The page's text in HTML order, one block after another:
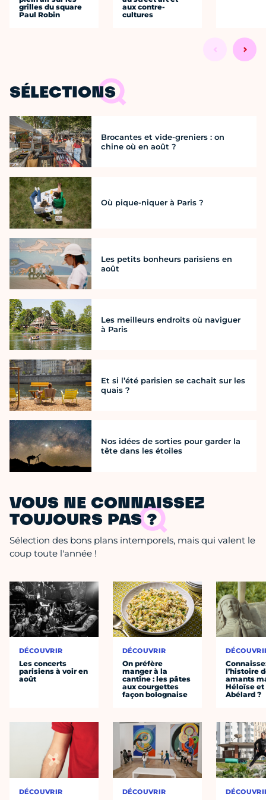
grilles du square
Paul Robin
aux contre-
cultures
SÉLECTIONS
Brocantes et vide-greniers : on
chine où en août ?
Où pique-niquer à Paris ?
Les petits bonheurs parisiens en
août
Les meilleurs endroits où naviguer
à Paris
Et si l’été parisien se cachait sur les
quais ?
Nos idées de sorties pour garder la
tête dans les étoiles
VOUS NE CONNAISSEZ
TOUJOURS PAS ?
Sélection des bons plans intemporels, mais qui valent le
coup toute l'année !
DÉCOUVRIR
Les concerts
parisiens à voir en
août
DÉCOUVRIR
DÉCOUVRIR
On préfère
manger à la
cantine : les pâtes
aux courgettes
façon bolognaise
DÉCOUVRIR
l’histoire
amants
Héloïse et
Abélard ?